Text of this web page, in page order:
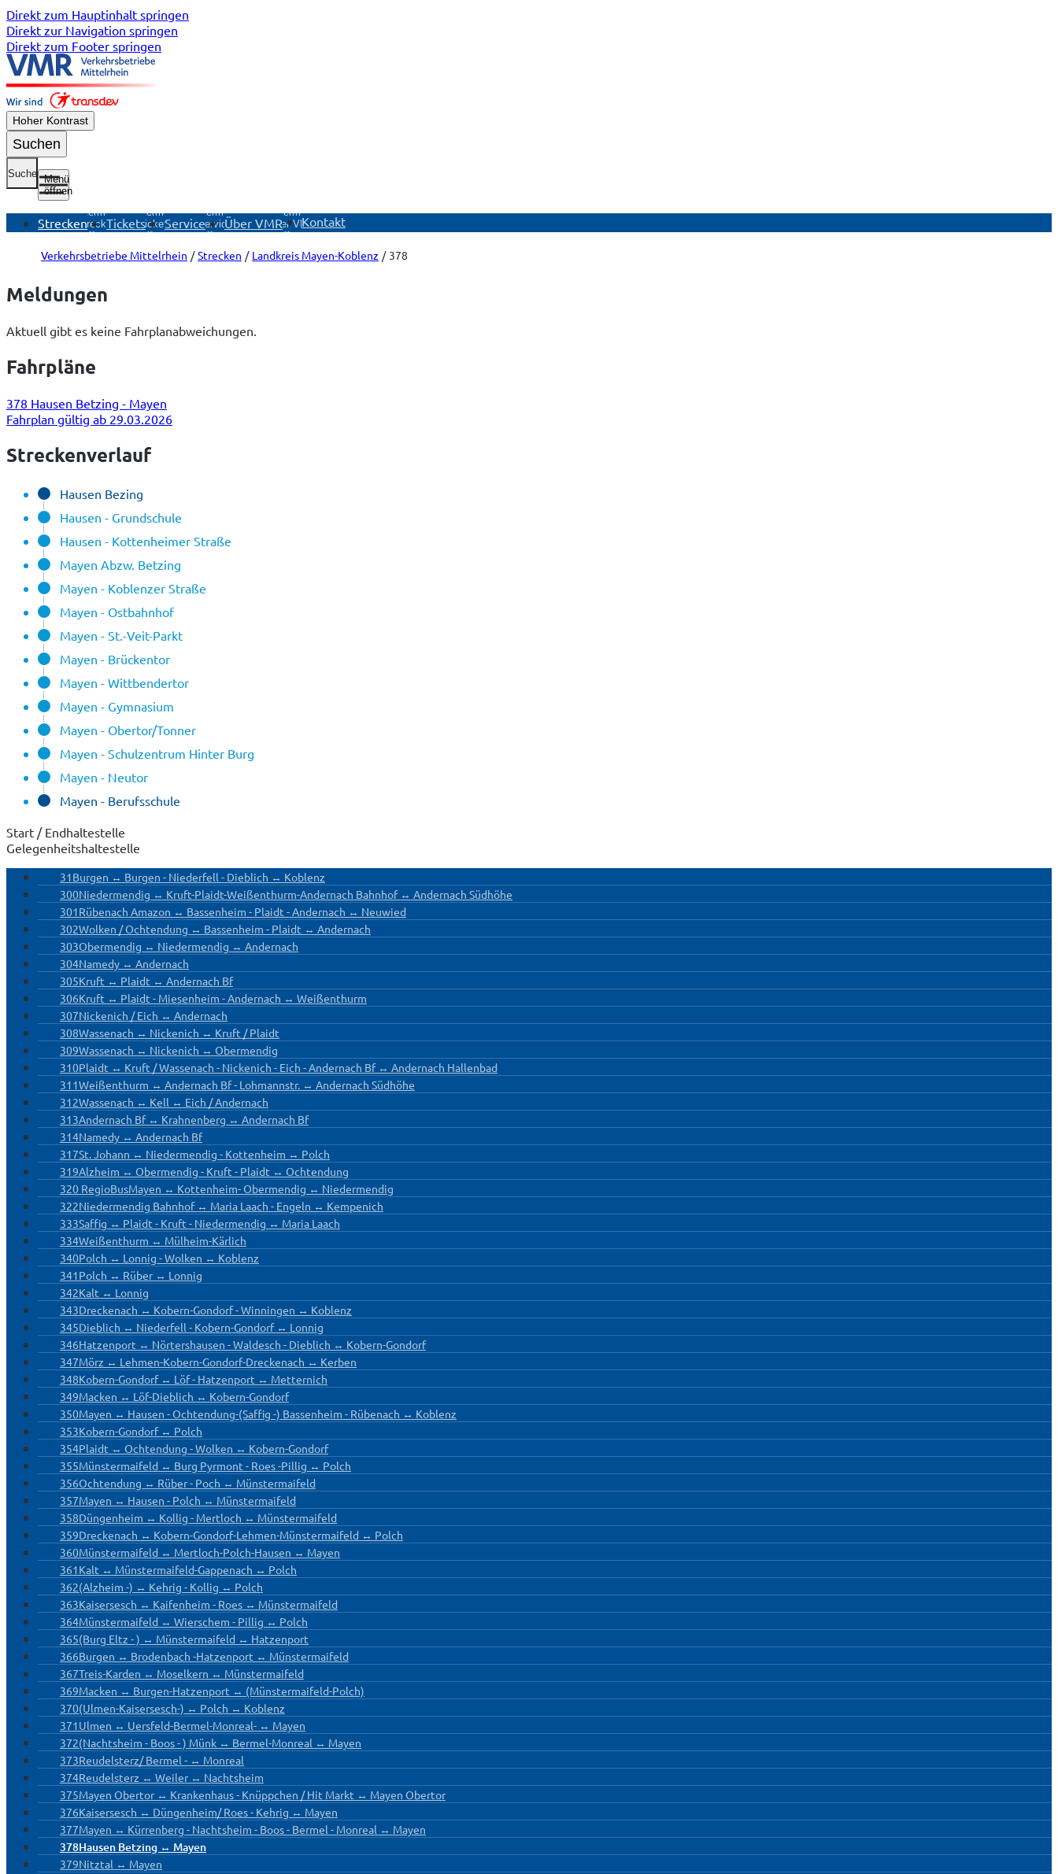
Direkt zum Hauptinhalt springen
Direkt zur Navigation springen
Direkt zum Footer springen
Hoher Kontrast
Suchen
Suche
Menü
öffnen
Strecken
Untermenü
Strecken
öffnen
Tickets
Untermenü
Tickets
öffnen
Service
Untermenü
Service
öffnen
Über VMR
Untermenü
Über VMR
öffnen
Kontakt
Verkehrsbetriebe Mittelrhein Strecken Landkreis Mayen-Koblenz 378
Meldungen
Aktuell gibt es keine Fahrplanabweichungen.
Fahrpläne
378 Hausen Betzing - Mayen
Fahrplan gültig ab 29.03.2026
Streckenverlauf
Hausen Bezing
Hausen - Grundschule
Hausen - Kottenheimer Straße
Mayen Abzw. Betzing
Mayen - Koblenzer Straße
Mayen - Ostbahnhof
Mayen - St.-Veit-Parkt
Mayen - Brückentor
Mayen - Wittbendertor
Mayen - Gymnasium
Mayen - Obertor/Tonner
Mayen - Schulzentrum Hinter Burg
Mayen - Neutor
Mayen - Berufsschule
Start / Endhaltestelle
Gelegenheitshaltestelle
31Burgen ↔ Burgen - Niederfell - Dieblich ↔ Koblenz
300Niedermendig ↔ Kruft-Plaidt-Weißenthurm-Andernach Bahnhof ↔ Andernach Südhöhe
301Rübenach Amazon ↔ Bassenheim - Plaidt - Andernach ↔ Neuwied
302Wolken / Ochtendung ↔ Bassenheim - Plaidt ↔ Andernach
303Obermendig ↔ Niedermendig ↔ Andernach
304Namedy ↔ Andernach
305Kruft ↔ Plaidt ↔ Andernach Bf
306Kruft ↔ Plaidt - Miesenheim - Andernach ↔ Weißenthurm
307Nickenich / Eich ↔ Andernach
308Wassenach ↔ Nickenich ↔ Kruft / Plaidt
309Wassenach ↔ Nickenich ↔ Obermendig
310Plaidt ↔ Kruft / Wassenach - Nickenich - Eich - Andernach Bf ↔ Andernach Hallenbad
311Weißenthurm ↔ Andernach Bf - Lohmannstr. ↔ Andernach Südhöhe
312Wassenach ↔ Kell ↔ Eich / Andernach
313Andernach Bf ↔ Krahnenberg ↔ Andernach Bf
314Namedy ↔ Andernach Bf
317St. Johann ↔ Niedermendig - Kottenheim ↔ Polch
319Alzheim ↔ Obermendig - Kruft - Plaidt ↔ Ochtendung
320 RegioBusMayen ↔ Kottenheim- Obermendig ↔ Niedermendig
322Niedermendig Bahnhof ↔ Maria Laach - Engeln ↔ Kempenich
333Saffig ↔ Plaidt - Kruft - Niedermendig ↔ Maria Laach
334Weißenthurm ↔ Mülheim-Kärlich
340Polch ↔ Lonnig - Wolken ↔ Koblenz
341Polch ↔ Rüber ↔ Lonnig
342Kalt ↔ Lonnig
343Dreckenach ↔ Kobern-Gondorf - Winningen ↔ Koblenz
345Dieblich ↔ Niederfell - Kobern-Gondorf ↔ Lonnig
346Hatzenport ↔ Nörtershausen - Waldesch - Dieblich ↔ Kobern-Gondorf
347Mörz ↔ Lehmen-Kobern-Gondorf-Dreckenach ↔ Kerben
348Kobern-Gondorf ↔ Löf - Hatzenport ↔ Metternich
349Macken ↔ Löf-Dieblich ↔ Kobern-Gondorf
350Mayen ↔ Hausen - Ochtendung-(Saffig -) Bassenheim - Rübenach ↔ Koblenz
353Kobern-Gondorf ↔ Polch
354Plaidt ↔ Ochtendung - Wolken ↔ Kobern-Gondorf
355Münstermaifeld ↔ Burg Pyrmont - Roes -Pillig ↔ Polch
356Ochtendung ↔ Rüber - Poch ↔ Münstermaifeld
357Mayen ↔ Hausen - Polch ↔ Münstermaifeld
358Düngenheim ↔ Kollig - Mertloch ↔ Münstermaifeld
359Dreckenach ↔ Kobern-Gondorf-Lehmen-Münstermaifeld ↔ Polch
360Münstermaifeld ↔ Mertloch-Polch-Hausen ↔ Mayen
361Kalt ↔ Münstermaifeld-Gappenach ↔ Polch
362(Alzheim -) ↔ Kehrig - Kollig ↔ Polch
363Kaisersesch ↔ Kaifenheim - Roes ↔ Münstermaifeld
364Münstermaifeld ↔ Wierschem - Pillig ↔ Polch
365(Burg Eltz - ) ↔ Münstermaifeld ↔ Hatzenport
366Burgen ↔ Brodenbach -Hatzenport ↔ Münstermaifeld
367Treis-Karden ↔ Moselkern ↔ Münstermaifeld
369Macken ↔ Burgen-Hatzenport ↔ (Münstermaifeld-Polch)
370(Ulmen-Kaisersesch-) ↔ Polch ↔ Koblenz
371Ulmen ↔ Uersfeld-Bermel-Monreal- ↔ Mayen
372(Nachtsheim - Boos - ) Münk ↔ Bermel-Monreal ↔ Mayen
373Reudelsterz/ Bermel - ↔ Monreal
374Reudelsterz ↔ Weiler ↔ Nachtsheim
375Mayen Obertor ↔ Krankenhaus - Knüppchen / Hit Markt ↔ Mayen Obertor
376Kaisersesch ↔ Düngenheim/ Roes - Kehrig ↔ Mayen
377Mayen ↔ Kürrenberg - Nachtsheim - Boos - Bermel - Monreal ↔ Mayen
378Hausen Betzing ↔ Mayen
379Nitztal ↔ Mayen